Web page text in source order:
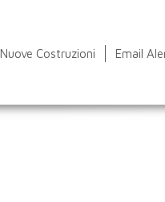
Nuove Costruzioni Email